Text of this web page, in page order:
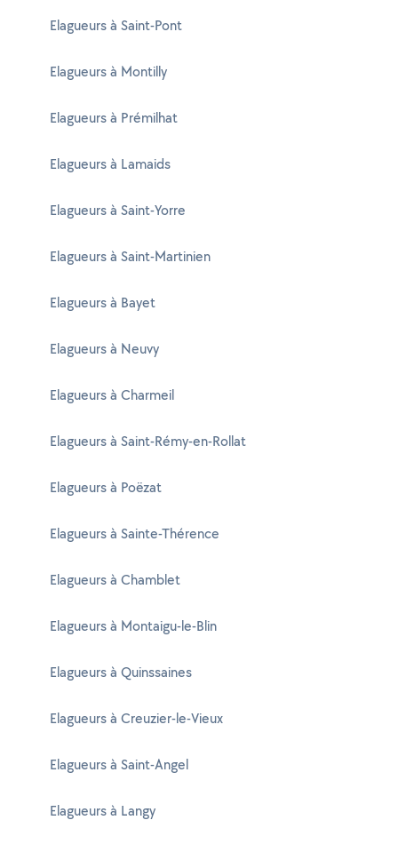
Elagueurs à Saint-Pont
Elagueurs à Montilly
Elagueurs à Prémilhat
Elagueurs à Lamaids
Elagueurs à Saint-Yorre
Elagueurs à Saint-Martinien
Elagueurs à Bayet
Elagueurs à Neuvy
Elagueurs à Charmeil
Elagueurs à Saint-Rémy-en-Rollat
Elagueurs à Poëzat
Elagueurs à Sainte-Thérence
Elagueurs à Chamblet
Elagueurs à Montaigu-le-Blin
Elagueurs à Quinssaines
Elagueurs à Creuzier-le-Vieux
Elagueurs à Saint-Angel
Elagueurs à Langy